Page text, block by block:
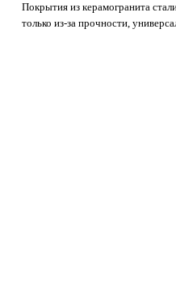
Покрытия из керамогранита
только из-за прочности,